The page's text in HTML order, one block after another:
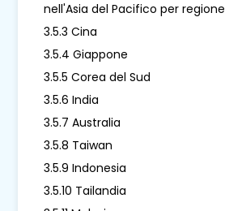
nell'Asia del Pacifico per regione
3.5.3 Cina
3.5.4 Giappone
3.5.5 Corea del Sud
3.5.6 India
3.5.7 Australia
3.5.8 Taiwan
3.5.9 Indonesia
3.5.10 Tailandia